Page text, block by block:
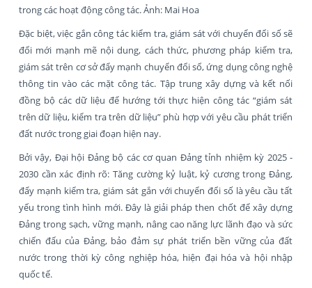
trong các hoạt động công tác. Ảnh: Mai Hoa
Đặc biệt, việc gắn công tác kiểm tra, giám sát với chuyển đổi số sẽ
đổi mới mạnh mẽ nội dung, cách thức, phương pháp kiểm tra,
giám sát trên cơ sở đẩy mạnh chuyển đổi số, ứng dụng công nghệ
thông tin vào các mặt công tác. Tập trung xây dựng và kết nối
đồng bộ các dữ liệu để hướng tới thực hiện công tác “giám sát
trên dữ liệu, kiểm tra trên dữ liệu” phù hợp với yêu cầu phát triển
đất nước trong giai đoạn hiện nay.
Bởi vậy, Đại hội Đảng bộ các cơ quan Đảng tỉnh nhiệm kỳ 2025 -
2030 cần xác định rõ: Tăng cường kỷ luật, kỷ cương trong Đảng,
đẩy mạnh kiểm tra, giám sát gắn với chuyển đổi số là yêu cầu tất
yếu trong tình hình mới. Đây là giải pháp then chốt để xây dựng
Đảng trong sạch, vững mạnh, nâng cao năng lực lãnh đạo và sức
chiến đấu của Đảng, bảo đảm sự phát triển bền vững của đất
nước trong thời kỳ công nghiệp hóa, hiện đại hóa và hội nhập
quốc tế.